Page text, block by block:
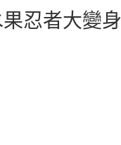
果忍者大變身